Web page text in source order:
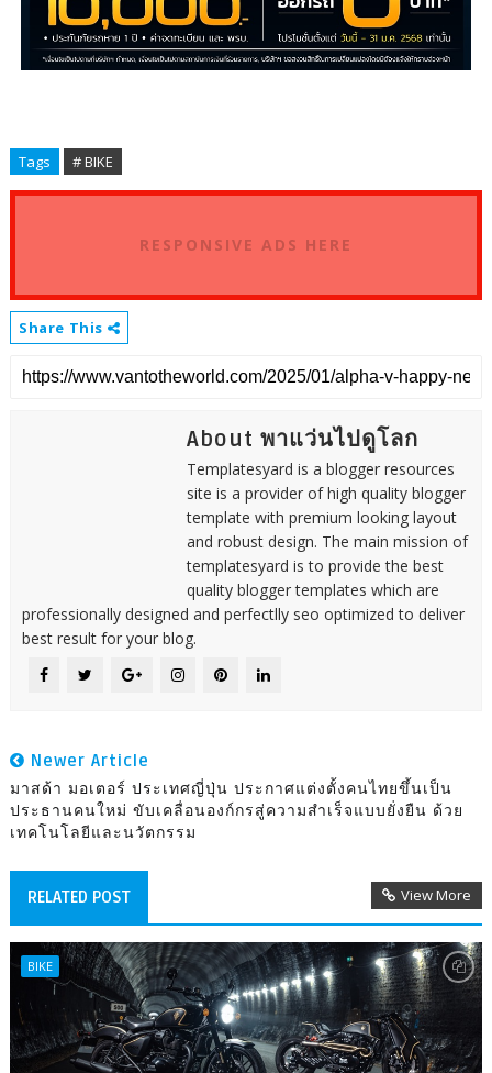
Tags # BIKE
RESPONSIVE ADS HERE
Share This
About พาแว่นไปดูโลก
Templatesyard is a blogger resources
site is a provider of high quality blogger
template with premium looking layout
and robust design. The main mission of
templatesyard is to provide the best
quality blogger templates which are
professionally designed and perfectlly seo optimized to deliver
best result for your blog.
Newer Article
มาสด้า มอเตอร์ ประเทศญี่ปุ่น ประกาศแต่งตั้งคนไทยขึ้นเป็น
ประธานคนใหม่ ขับเคลื่อนองก์กรสู่ความสำเร็จแบบยั่งยืน ด้วย
เทคโนโลยีและนวัตกรรม
RELATED POST View More
BIKE